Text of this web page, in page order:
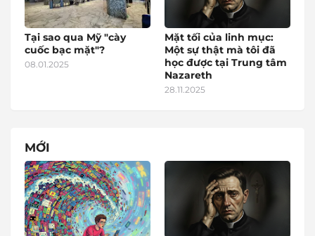
Tại sao qua Mỹ "cày
cuốc bạc mặt"?
08.01.2025
Mặt tối của linh mục:
Một sự thật mà tôi đã
học được tại Trung tâm
Nazareth
28.11.2025
MỚI